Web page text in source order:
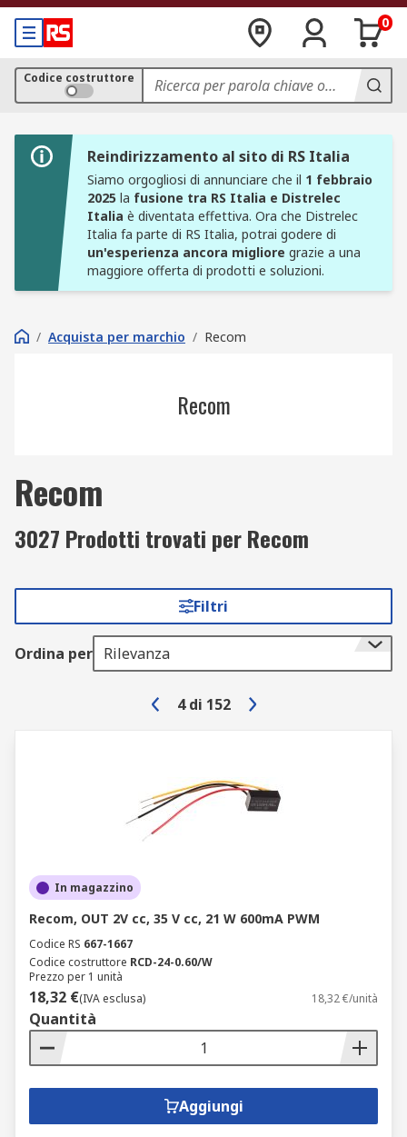
0
Codice costruttore
Reindirizzamento al sito di RS Italia
Siamo orgogliosi di annunciare che il 1 febbraio
2025 la fusione tra RS Italia e Distrelec
Italia è diventata effettiva. Ora che Distrelec
Italia fa parte di RS Italia, potrai godere di
un'esperienza ancora migliore grazie a una
maggiore offerta di prodotti e soluzioni.
/ Acquista per marchio / Recom
Recom
Recom
3027 Prodotti trovati per Recom
Filtri
Ordina per Rilevanza
4 di 152
In magazzino
Recom, OUT 2V cc, 35 V cc, 21 W 600mA PWM
Codice RS 667-1667
Codice costruttore RCD-24-0.60/W
Prezzo per 1 unità
18,32 €(IVA esclusa) 18,32 €/unità
Quantità
Aggiungi